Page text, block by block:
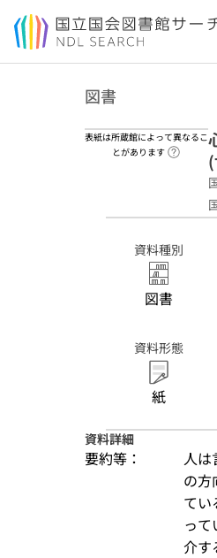
本文へ移動
図書
表紙は所蔵館によって異なるこ
とがあります
ヘ
資料種別
図書
資料形態
紙
資料詳細
要約等：
人は
の方
てい
っ
介す